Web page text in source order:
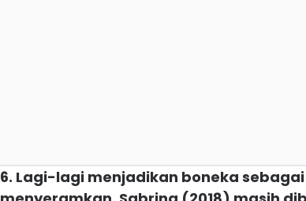
6. Lagi-lagi menjadikan boneka